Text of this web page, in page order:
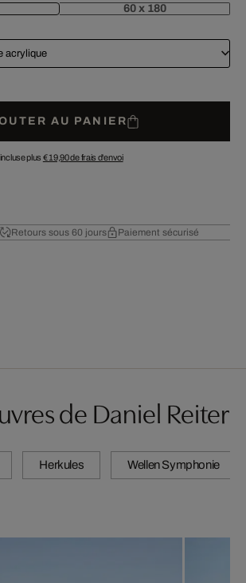
60 x 180
acrylique
AU PANIER
plus € 19,90de frais d'envoi
Retours sous 60 jours Paiement sécurisé
de Daniel Reiter
Herkules Wellen Symphonie